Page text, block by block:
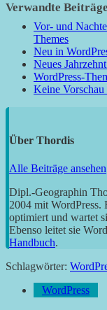
Verwandte
Vor- und
Themes
Neu in
Neues
WordPress-
Keine Vorschau
Über Thordis
Alle Beiträge ansehen
Dipl.-Geographin
2004 mit WordPress.
optimiert und wartet
Ebenso leitet sie
Handbuch.
Schlagwörter:
WordPress